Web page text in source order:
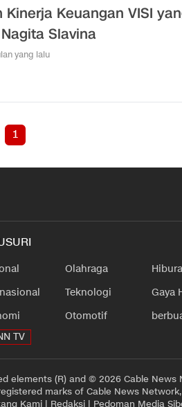
Kinerja Keuangan VISI
Slavina
yang lalu
1
Olahraga
Teknologi
Otomotif
Gaya
TV
elements (R) and © 2026 Cable
marks of Cable News
Kami | Redaksi | Pedoman Media